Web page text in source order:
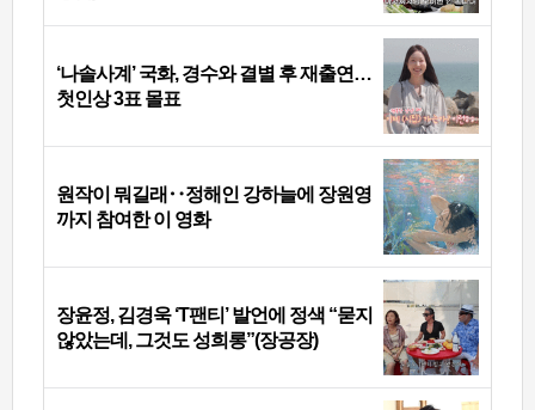
‘나솔사계’ 국화, 경수와 결별 후 재출연…
첫인상 3표 몰표
원작이 뭐길래‥정해인 강하늘에 장원영
까지 참여한 이 영화
장윤정, 김경욱 ‘T팬티’ 발언에 정색 “묻지
않았는데, 그것도 성희롱”(장공장)